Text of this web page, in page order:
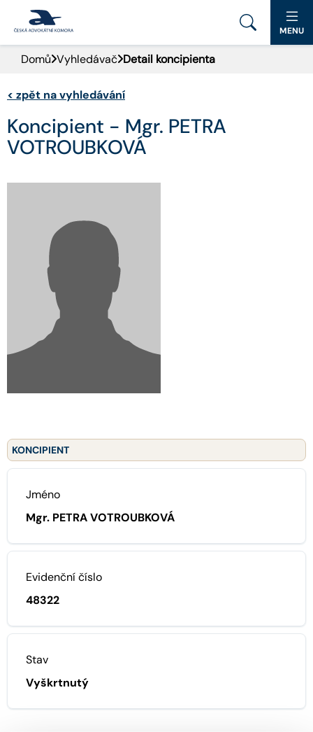
PORTÁL ČAK
DOMŮ
AKTUALITY
ADVOKÁTNÍ DENÍK
KONTAKT
MENU
Domů Vyhledávač Detail koncipienta
< zpět na vyhledávání
Koncipient - Mgr. PETRA
VOTROUBKOVÁ
KONCIPIENT
Jméno
Mgr. PETRA VOTROUBKOVÁ
Evidenční číslo
48322
Stav
Vyškrtnutý